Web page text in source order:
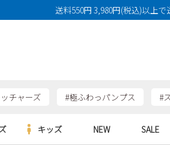
送料550円 3,980円(税込)以上で
チャーズ #極ふわっパンプス #
キッズ NEW SALE